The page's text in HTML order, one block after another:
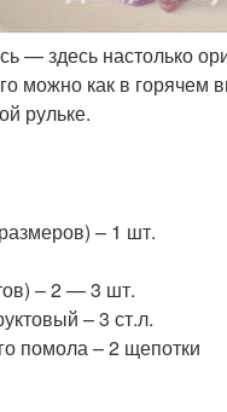
— здесь настолько
можно как в горячем
рульке.
– 1 шт.
– 2 — 3 шт.
– 3 ст.л.
помола – 2 щепотки